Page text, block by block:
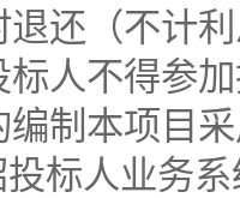
退还（不计
人不得参
制本项目
标人业务